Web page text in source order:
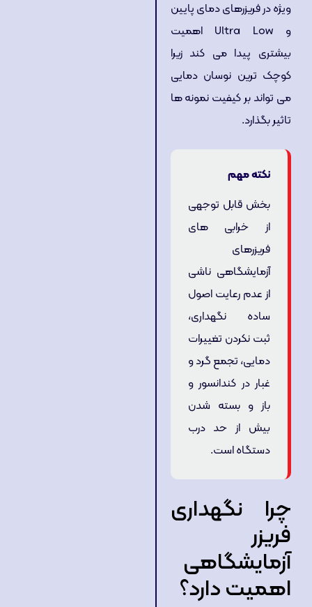
ویژه در فریزرهای دمای پایین
و Ultra Low اهمیت
بیشتری پیدا می کند زیرا
کوچک ترین نوسان دمایی
می تواند بر کیفیت نمونه ها
تاثیر بگذارد.
نکته مهم
بخش قابل توجهی
از خرابی های
فریزرهای
آزمایشگاهی ناشی
از عدم رعایت اصول
ساده نگهداری،
ثبت نکردن تغییرات
دمایی، تجمع گرد و
غبار در کندانسور و
باز و بسته شدن
بیش از حد درب
دستگاه است.
چرا نگهداری
فریزر
آزمایشگاهی
اهمیت دارد؟